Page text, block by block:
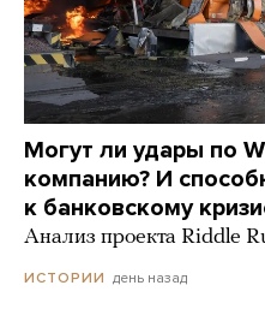
Могут ли удары по
компанию? И
к банковскому
Анализ проекта Riddle
ИСТОРИИ день назад